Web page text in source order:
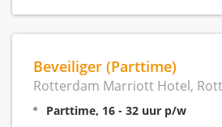
Beveiliger (Parttime)
Rotterdam Marriott Hotel,
Parttime, 16 - 32 uur p/w